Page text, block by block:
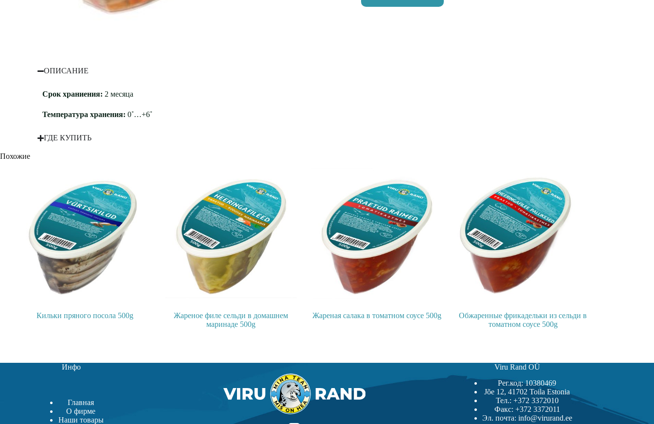
ОПИСАНИЕ
Срок храниения: 2 месяца
Температура хранения: 0˚…+6˚
ГДЕ КУПИТЬ
Похожие
Кильки пряного посола 500g
Жареное филе сельди в домашнем
маринаде 500g
Жареная салака в томатном соусе 500g
Обжаренные фрикадельки из сельди в
томатном соусе 500g
Инфо
Главная
О фирме
Наши товары
Viru Rand OÜ
Рег.код: 10380469
Jõe 12, 41702 Toila Estonia
Тел.: +372 3372010
Факс: +372 3372011
Эл. почта: info@virurand.ee